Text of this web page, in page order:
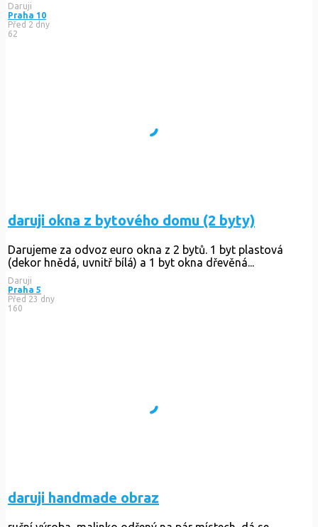
Daruji
Praha 10
Před 2 dny
62
daruji okna z bytového domu (2 byty)
Darujeme za odvoz euro okna z 2 bytů. 1 byt plastová
(dekor hnědá, uvnitř bílá) a 1 byt okna dřevěná...
Daruji
Praha 5
Před 23 dny
160
daruji handmade obraz